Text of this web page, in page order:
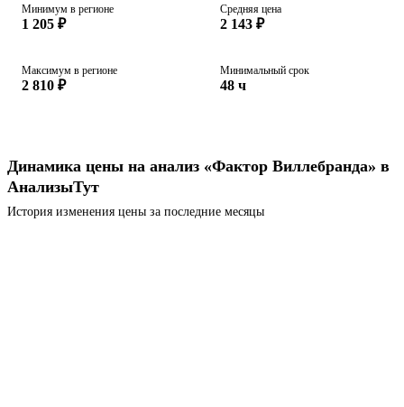
Минимум в регионе
1 205 ₽
Средняя цена
2 143 ₽
Максимум в регионе
2 810 ₽
Минимальный срок
48 ч
Динамика цены на анализ «Фактор Виллебранда» в
АнализыТут
История изменения цены за последние месяцы